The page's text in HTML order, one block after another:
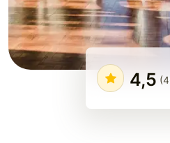
4,5